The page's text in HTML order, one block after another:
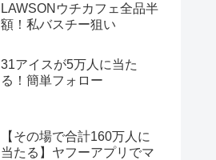
LAWSONウチカフェ全品半
額！私バスチー狙い
31アイスが5万人に当た
る！簡単フォロー
【その場で合計160万人に
当たる】ヤフーアプリでマ